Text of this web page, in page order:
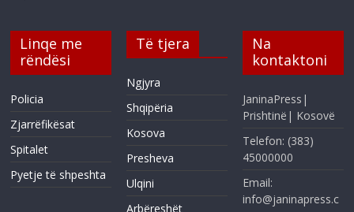
Linqe me
rëndësi
Policia
Zjarrëfikësat
Spitalet
Pyetje të shpeshta
Të tjera
Ngjyra
Shqipëria
Kosova
Presheva
Ulqini
Arbëreshët
Na
kontaktoni
JaninaPress|
Prishtinë| Kosovë
Telefon: (383)
45000000
Email:
info@janinapress.c